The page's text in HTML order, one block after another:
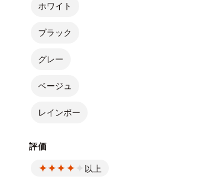
ホワイト
ブラック
グレー
ベージュ
レインボー
評価
以上